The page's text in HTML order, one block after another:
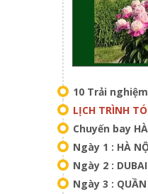
10 Trải
LỊCH TRÌNH
Chuyến bay
Ngày 1 : HÀ
Ngày 2 :
Ngày 3 :